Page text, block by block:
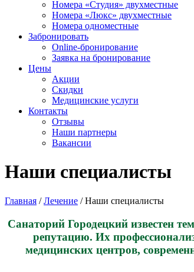
Номера «Студия» двухместные
Номера «Люкс» двухместные
Номера одноместные
Забронировать
Online-бронирование
Заявка на бронирование
Цены
Акции
Скидки
Медицинские услуги
Контакты
Отзывы
Наши партнеры
Вакансии
Наши специалисты
Главная /Лечение /Наши специалисты
Санаторий Городецкий известен
репутацию. Их
медицинских центров,